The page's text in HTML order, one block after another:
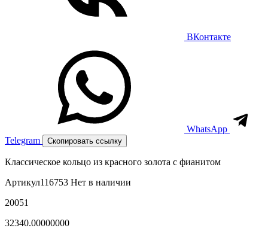
ВКонтакте
WhatsApp
Telegram
Скопировать ссылку
Классическое кольцо из красного золота с фианитом
Артикул116753 Нет в наличии
20051
32340.00000000